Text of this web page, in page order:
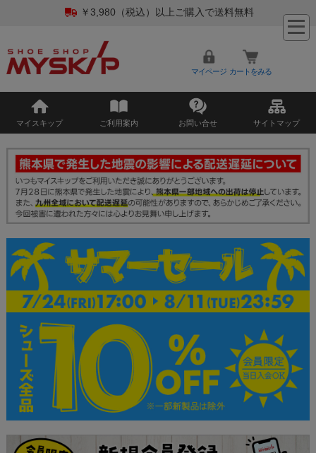
￥3,980（税込）以上ご購入で送料無料
マイページ カートをみる
マイスキップ ご利用案内 お問い合せ サイトマップ